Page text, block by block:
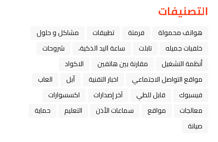
التصنيفات
هواتف محمولة فرمتة تطبيقات
مشاكل و حلول
خلفيات جميله
تابلت ﺳﺎﻋﺔ ﺍﻟﻴﺪ ﺍﻟﺬﻛﻴﺔ،
شروحات
أنظمة التشغيل
مقارنة بين هاتفين
الاكواد
مواقع التواصل الاجتماعي
اخبار التقنية ﺁﺑﻞ
العاب
فيسبوك
قابل للطي آخر إصدارات
اكسسوارات
معالجات
مواقع سماعات الأذن التعليم
حماية
صيانة